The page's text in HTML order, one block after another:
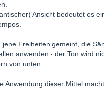
Ansicht bedeutet es
jene Freiheiten gemeint, die
anwenden - der Ton wird
von unten.
Anwendung dieser Mittel